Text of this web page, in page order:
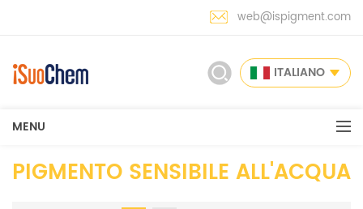
web@ispigment.com
ITALIANO
MENU
PIGMENTO SENSIBILE ALL'ACQUA